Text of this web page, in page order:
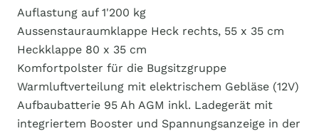
Auflastung auf 1'200 kg
Aussenstauraumklappe Heck rechts, 55 x 35 cm
Heckklappe 80 x 35 cm
Komfortpolster für die Bugsitzgruppe
Warmluftverteilung mit elektrischem Gebläse (12V)
Aufbaubatterie 95 Ah AGM inkl. Ladegerät mit
integriertem Booster und Spannungsanzeige in der